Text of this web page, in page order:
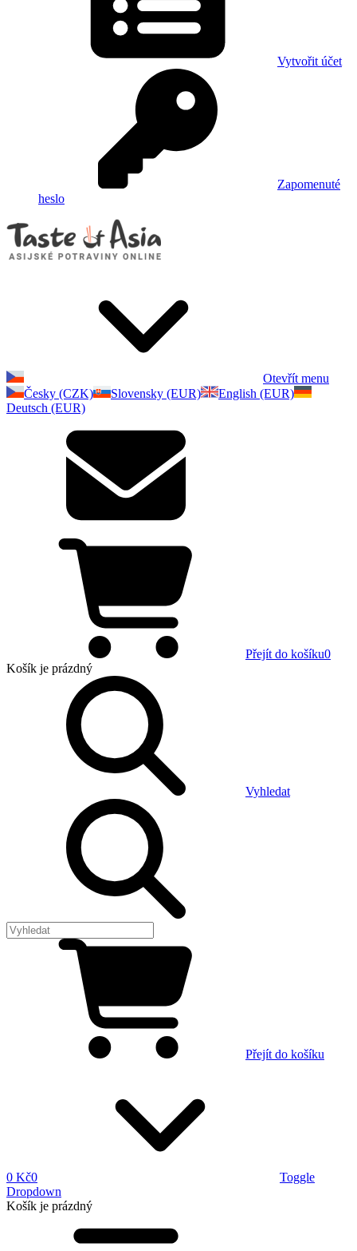
Vytvořit účet
Zapomenuté
heslo
Otevřít menu
Česky (CZK)
Slovensky (EUR)
English (EUR)
Deutsch (EUR)
Přejít do košíku0
Košík je prázdný
Vyhledat
Přejít do košíku
0 Kč0
Toggle
Dropdown
Košík je prázdný